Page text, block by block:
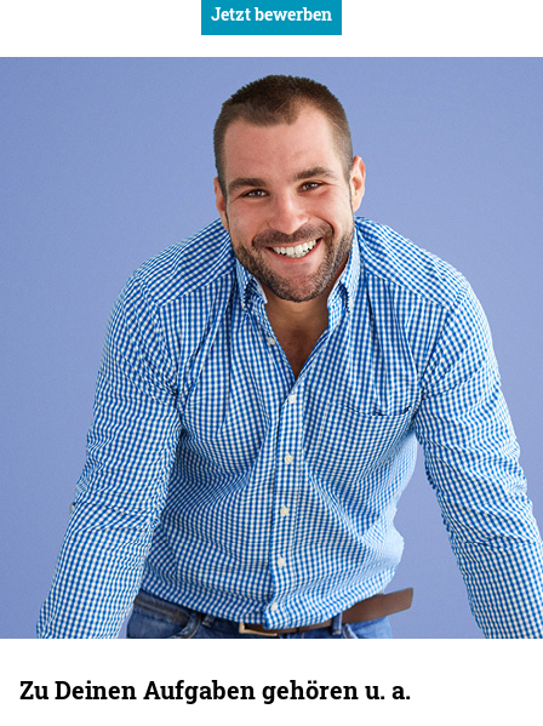
Jetzt bewerben
Zu Deinen Aufgaben gehören u. a.